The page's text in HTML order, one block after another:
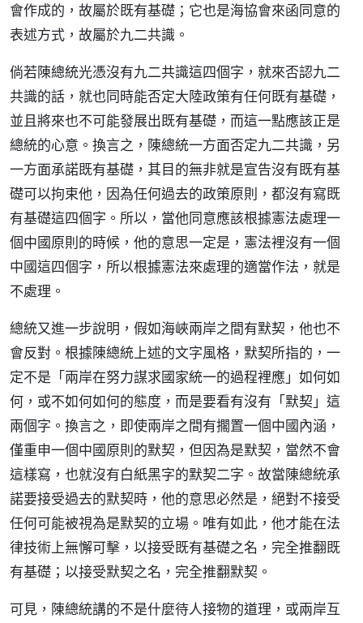
會作成的，故屬於既有基礎；它也是海協會來函同意的
表述方式，故屬於九二共識。
倘若陳總統光憑沒有九二共識這四個字，就來否認九二
共識的話，就也同時能否定大陸政策有任何既有基礎，
並且將來也不可能發展出既有基礎，而這一點應該正是
總統的心意。換言之，陳總統一方面否定九二共識，另
一方面承諾既有基礎，其目的無非就是宣告沒有既有基
礎可以拘束他，因為任何過去的政策原則，都沒有寫既
有基礎這四個字。所以，當他同意應該根據憲法處理一
個中國原則的時候，他的意思一定是，憲法裡沒有一個
中國這四個字，所以根據憲法來處理的適當作法，就是
不處理。
總統又進一步說明，假如海峽兩岸之間有默契，他也不
會反對。根據陳總統上述的文字風格，默契所指的，一
定不是「兩岸在努力謀求國家統一的過程裡應」如何如
何，或不如何如何的態度，而是要看有沒有「默契」這
兩個字。換言之，即使兩岸之間有擱置一個中國內涵，
僅重申一個中國原則的默契，但因為是默契，當然不會
這樣寫，也就沒有白紙黑字的默契二字。故當陳總統承
諾要接受過去的默契時，他的意思必然是，絕對不接受
任何可能被視為是默契的立場。唯有如此，他才能在法
律技術上無懈可擊，以接受既有基礎之名，完全推翻既
有基礎；以接受默契之名，完全推翻默契。
可見，陳總統講的不是什麼待人接物的道理，或兩岸互